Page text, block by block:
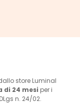
store Luminal
di 24 mesi per i
n. 24/02.